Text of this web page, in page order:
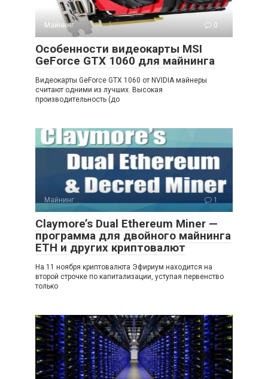
Майнинг 0
Особенности видеокарты MSI
GeForce GTX 1060 для майнинга
Видеокарты GeForce GTX 1060 от NVIDIA майнеры
считают одними из лучших. Высокая
производительность (до
Майнинг 1
Claymore’s Dual Ethereum Miner —
программа для двойного майнинга
ETH и других криптовалют
На 11 ноября криптовалюта Эфириум находится на
второй строчке по капитализации, уступая первенство
только